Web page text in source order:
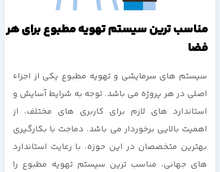
مناسب ترین سیستم تهویه مطبوع برای هر
فضا
سیستم های سرمایشی و تهویه مطبوع یکی از اجزاء
اصلی در هر پروژه می باشد. توجه به شرایط آسایش و
استاندارد های لازم برای کاربری های مختلف، از
اهمیت بالایی برخوردار می باشد. دماجت با بکارگیری
بهترین متخصصان در این حوزه، با رعایت استاندارد
های جهانی، مناسب ترین سیستم تهویه مطبوع را